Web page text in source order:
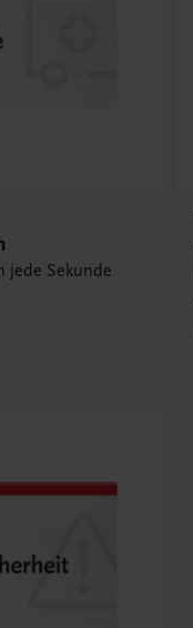
jede Sekunde